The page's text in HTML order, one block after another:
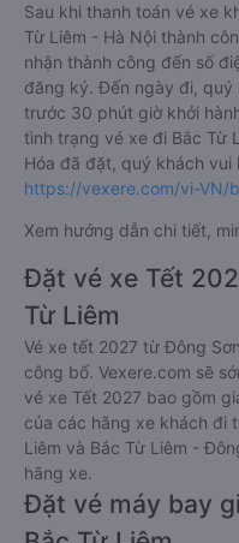
Sau khi thanh toán vé xe
Từ Liêm - Hà Nội thành
nhận thành công đến số
đăng ký. Đến ngày đi, quý
trước 30 phút giờ khởi
tình trạng vé xe đi Bắc Từ
Hóa đã đặt, quý khách vui
https://vexere.com/vi-VN/
Xem hướng dẫn chi tiết,
Đặt vé xe Tết
Từ Liêm
Vé xe tết 2027 từ Đông
công bố. Vexere.com sẽ
vé xe Tết 2027 bao gồm
của các hãng xe khách đi
Liêm và Bắc Từ Liêm -
hãng xe.
Đặt vé máy bay